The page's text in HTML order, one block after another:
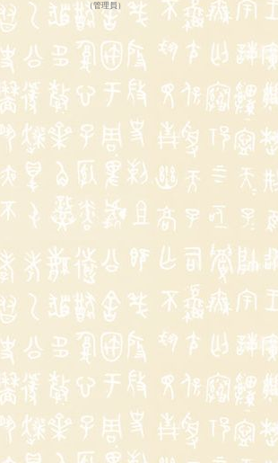
（管理員 ）